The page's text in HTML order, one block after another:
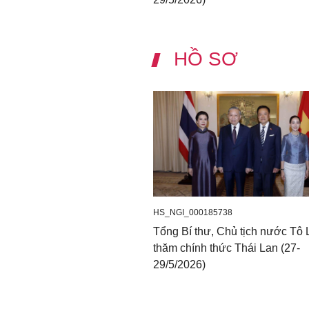
HỒ SƠ
HS_NGI_000185738
Tổng Bí thư, Chủ tịch nước Tô
thăm chính thức Thái Lan (27-
29/5/2026)